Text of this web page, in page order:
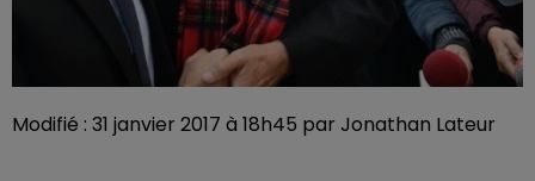
Modifié : 31 janvier 2017 à 18h45 par Jonathan Lateur